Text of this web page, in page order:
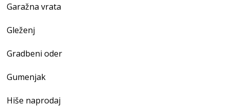
Garažna vrata
Gleženj
Gradbeni oder
Gumenjak
Hiše naprodaj